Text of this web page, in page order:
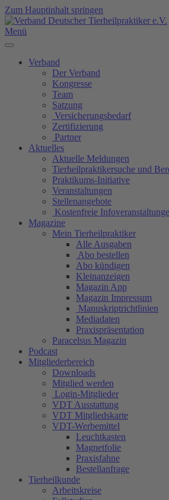
Zum Hauptinhalt springen
Menü
Verband
Der Verband
Kongresse
Team
Satzung
Versicherungsbedarf
Zertifizierung
Partner
Aktuelles
Aktuelle Meldungen
Tierheilpraktikersuche und
Praktikums-Initiative
Veranstaltungen
Stellenangebote
Kostenfreie
Magazine
Mein Tierheilpraktiker
Alle Ausgaben
Abo bestellen
Abo kündigen
Kleinanzeigen
Magazin App
Magazin Impressum
Manuskriptrichtlinien
Mediadaten
Praxispräsentation
Paracelsus Magazin
Podcast
Mitgliederbereich
Downloads
Mitglied werden
Login-Mitglieder
VDT Ausstattung
VDT Mitgliedskarte
VDT-Werbemittel
Leuchtkasten
Magnetfolie
Praxisfahne
Bestellanfrage
Tierheilkunde
Arbeitskreise